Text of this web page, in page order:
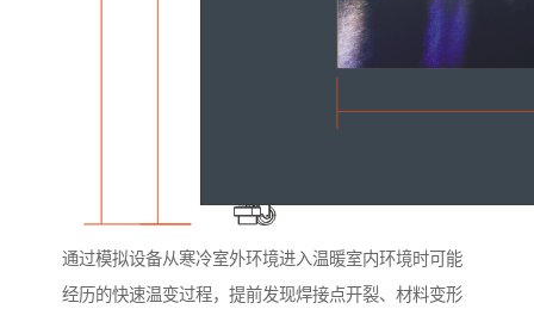
通过模拟设备从寒冷室外环境进入温暖室内环境时可能
经历的快速温变过程，提前发现焊接点开裂、材料变形